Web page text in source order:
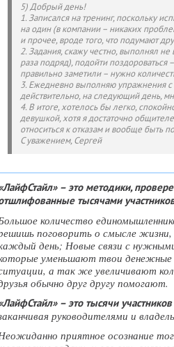
5) Добрый день!
1. Записался на тренинг, поскольку
на один (в компании – никаких
и прочее, вроде того, что подумают
2. Задания, скажу честно, выполнял
раза подряд), подойти поздороваться
правильно заметили – нужно
3. Ежедневно выполняю упражнения с
действительно, на следующий день,
4. В итоге, хотелось бы легко,
девушкой, хотя я достаточно
относиться к отказам и вообще быть
С уважением, Сергей
– это методики,
тысячами
количество
поговорить о смысле жизни,
день; Новые связи с
уменьшают твои
а так же увеличивают
обычно друг другу помогают.
– это тысячи
руководителями и
приятное осознание